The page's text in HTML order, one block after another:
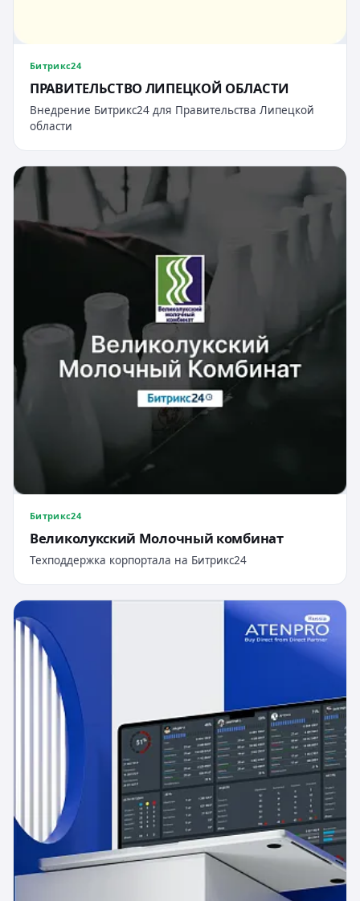
Битрикс24
ПРАВИТЕЛЬСТВО ЛИПЕЦКОЙ ОБЛАСТИ
Внедрение Битрикс24 для Правительства Липецкой
области
Битрикс24
Великолукский Молочный комбинат
Техподдержка корпортала на Битрикс24